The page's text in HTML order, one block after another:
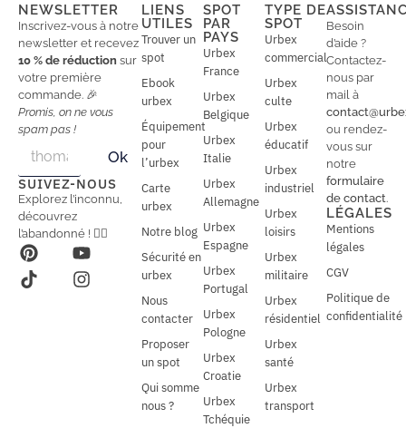
NEWSLETTER
Inscrivez-vous à notre
newsletter et recevez
10 % de réduction sur
votre première
commande. 🎉
Promis, on ne vous
spam pas !
a
i
l
a
i
l
*
Ok
SUIVEZ-NOUS
Explorez l’inconnu,
découvrez
l’abandonné ! 🕵️‍♂️
LIENS
UTILES
Trouver un
spot
Ebook
urbex
Équipement
pour
l’urbex
Carte
urbex
Notre blog
Sécurité en
urbex
Nous
contacter
Proposer
un spot
Qui somme
nous ?
SPOT
PAR
PAYS
Urbex
France
Urbex
Belgique
Urbex
Italie
Urbex
Allemagne
Urbex
Espagne
Urbex
Portugal
Urbex
Pologne
Urbex
Croatie
Urbex
Tchéquie
TYPE DE
SPOT
Urbex
commercial
Urbex
culte
Urbex
éducatif
Urbex
industriel
Urbex
loisirs
Urbex
militaire
Urbex
résidentiel
Urbex
santé
Urbex
transport
Besoin
d’aide ?
Contactez-
nous par
mail à
ou rendez-
vous sur
notre
formulaire
de contact.
LÉGALES
Mentions
légales
CGV
Politique de
confidentialité